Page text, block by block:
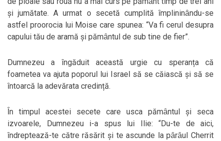
și jumătate. A urmat o secetă cumplită ȋmplininȃndu-se
astfel proorocia lui Moise care spunea: “Va fi cerul desupra
capului tău de aramă și pămȃntul de sub tine de fier”.
Dumnezeu a ȋngăduit această urgie cu speranța că
foametea va ajuta poporul lui Israel să se căiască și să se
ȋntoarcă la adevărata credință.
Ȋn timpul acestei secete care usca pămȃntul și seca
izvoarele, Dumnezeu i-a spus lui Ilie: “Du-te de aici,
ȋndreptează-te către răsărit și te ascunde la pȃrȃul Cherrit